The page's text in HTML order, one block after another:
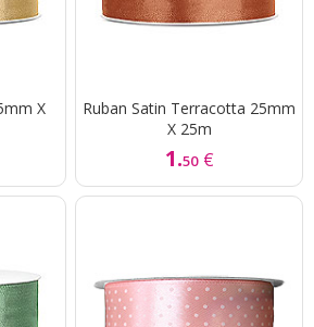
X
Ruban Satin Terracotta 25mm
X 25m
1.50 €